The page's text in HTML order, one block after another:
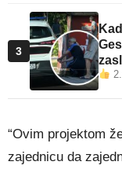
3
“Ovim projektom
zajednicu da